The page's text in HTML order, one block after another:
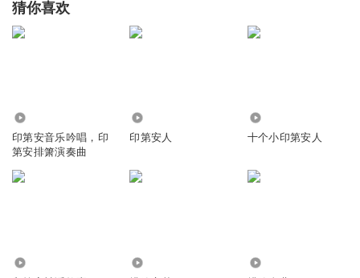
猜你喜欢
印第安音乐吟唱，印
第安排箫演奏曲
印第安人 十个小印第安人